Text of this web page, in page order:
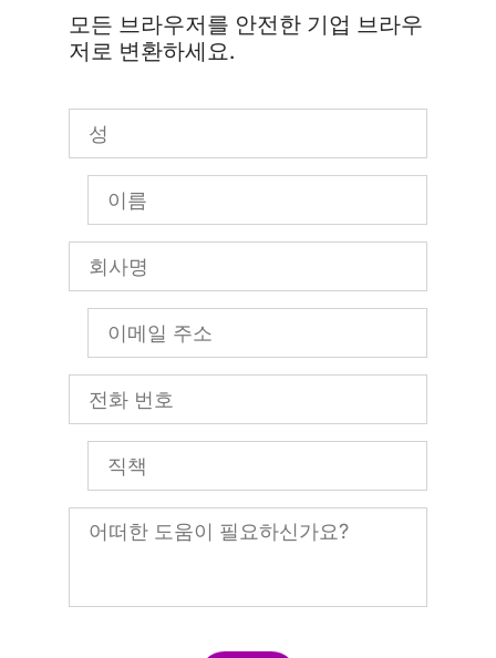
모든 브라우저를 안전한 기업 브라우
저로 변환하세요.